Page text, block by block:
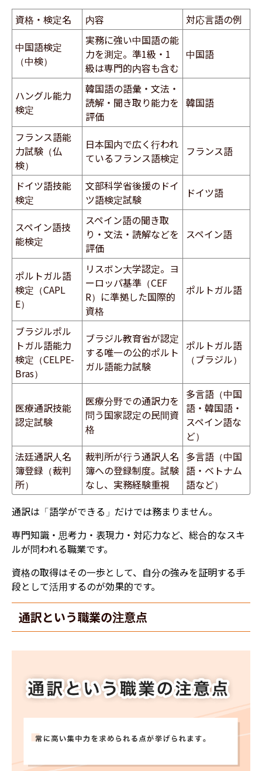
資格・検定名
内容
対応言語の例
中国語検定
（中検）
実務に強い中国語の能
力を測定。準1級・1
級は専門的内容も含む
中国語
ハングル能力
検定
韓国語の語彙・文法・
読解・聞き取り能力を
評価
韓国語
フランス語能
力試験（仏
検）
日本国内で広く行われ
ているフランス語検定
フランス語
ドイツ語技能
検定
文部科学省後援のドイ
ツ語検定試験
ドイツ語
スペイン語技
能検定
スペイン語の聞き取
り・文法・読解などを
評価
スペイン語
​ポルトガル語
検定（CAPL
E）
リスボン大学認定。ヨ
ーロッパ基準（CEF
R）に準拠した国際的
資格
ポルトガル語
ブラジルポル
トガル語能力
検定（CELPE-
Bras）
ブラジル教育省が認定
する唯一の公的ポルト
ガル語能力試験
ポルトガル語
（ブラジル）
医療通訳技能
認定試験
医療分野での通訳力を
問う国家認定の民間資
格
多言語（中国
語・韓国語・
スペイン語な
ど）
法廷通訳人名
簿登録（裁判
所）
裁判所が行う通訳人名
簿への登録制度。試験
なし、実務経験重視
多言語（中国
語・ベトナム
語など）
通訳は「語学ができる」だけでは務まりません。
専門知識・思考力・表現力・対応力など、総合的なスキ
ルが問われる職業です。
資格の取得はその一歩として、自分の強みを証明する手
段として活用するのが効果的です。
通訳という職業の注意点